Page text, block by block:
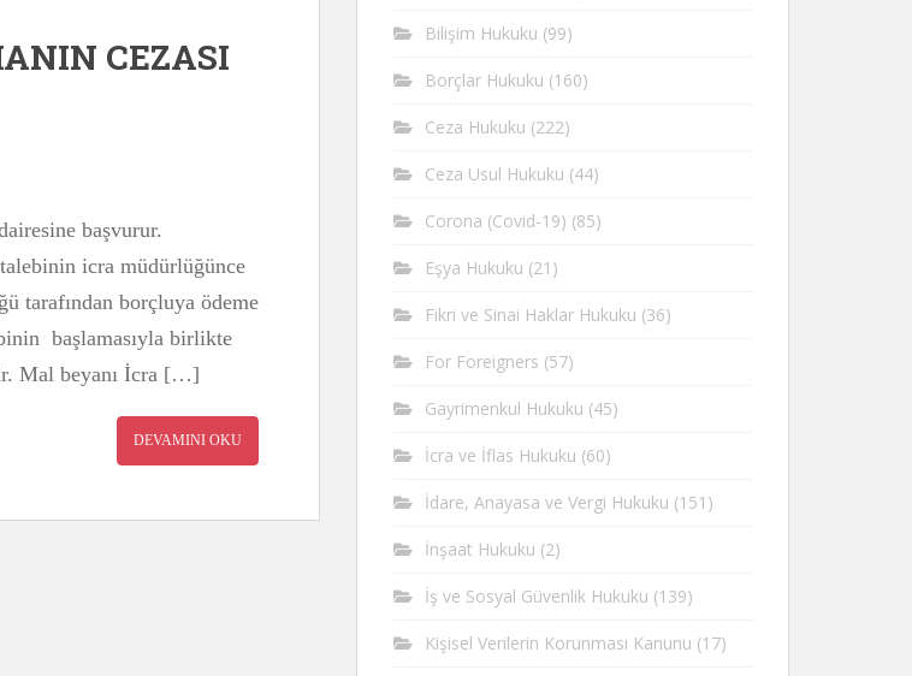
CEZASI
başvurur.
icra müdürlüğünce
tarafından borçluya ödeme
başlamasıyla birlikte
Mal beyanı İcra […]
DEVAMINI OKU
Bilişim Hukuku (99)
Borçlar Hukuku (160)
Ceza Hukuku (222)
Ceza Usul Hukuku (44)
Corona (Covid-19) (85)
Eşya Hukuku (21)
Fikri ve Sinai Haklar Hukuku (36)
For Foreigners (57)
Gayrimenkul Hukuku (45)
İcra ve İflas Hukuku (60)
İdare, Anayasa ve Vergi Hukuku (151)
İnşaat Hukuku (2)
İş ve Sosyal Güvenlik Hukuku (139)
Kişisel Verilerin Korunması Kanunu (17)